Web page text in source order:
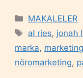
Categories
MAKALELER
Tags
al ries, jonah
marka, marketing
nöromarketing,